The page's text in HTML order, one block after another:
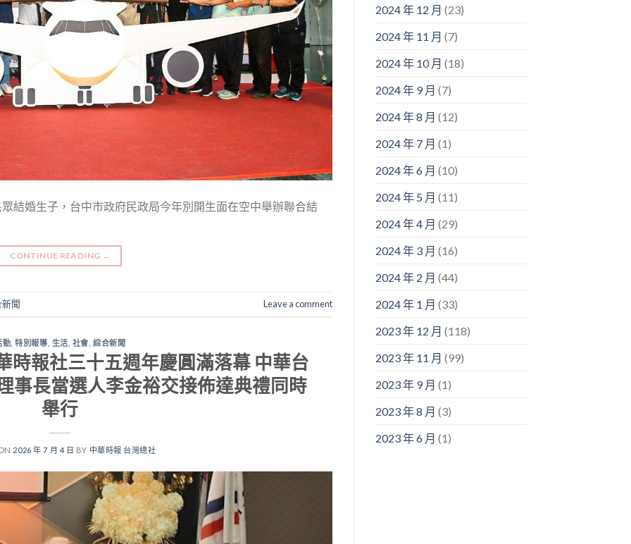
結婚生子，台中市政府民政局今年別開生面在空中舉辦聯合結
CONTINUE READING →
聞 Leave a comment
動 ,特別報導 生活 社會 ,綜合新聞
時報社三十五週年慶圓滿落幕 中華台
事長當選人李金裕交接佈達典禮同時
舉行
2026 年 7 月 4 日 BY 中華時報 台灣總社
2024 年 12 月 (23)
2024 年 11 月 (7)
2024 年 10 月 (18)
2024 年 9 月 (7)
2024 年 8 月 (12)
2024 年 7 月 (1)
2024 年 6 月 (10)
2024 年 5 月 (11)
2024 年 4 月 (29)
2024 年 3 月 (16)
2024 年 2 月 (44)
2024 年 1 月 (33)
2023 年 12 月 (118)
2023 年 11 月 (99)
2023 年 9 月 (1)
2023 年 8 月 (3)
2023 年 6 月 (1)